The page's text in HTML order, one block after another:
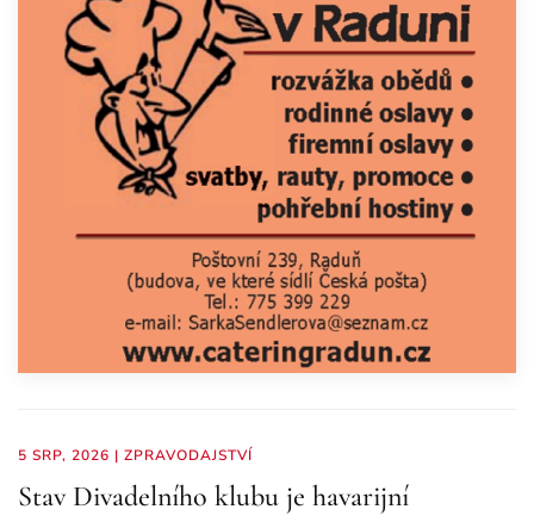
5 SRP, 2026 | ZPRAVODAJSTVÍ
Stav Divadelního klubu je havarijní